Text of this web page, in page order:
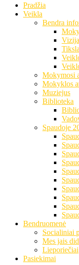
Pradžia
Veikla
Bendra
Mokymosi
Mokyklos
Muziejus
Biblioteka
Spaudoje
Bendruomenė
Socialiniai
Mes jais
Lieporiečiai
Pasiekimai